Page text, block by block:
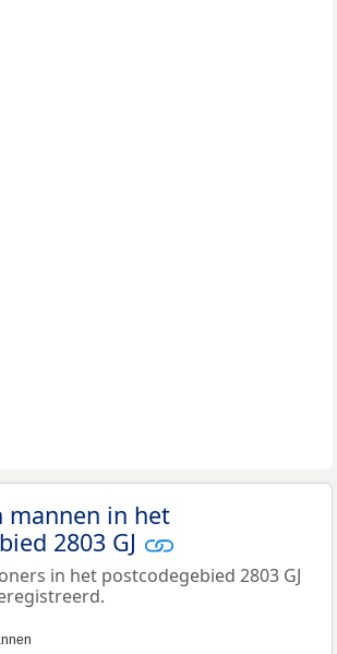
mannen in het
2803 GJ
in het postcodegebied 2803 GJ